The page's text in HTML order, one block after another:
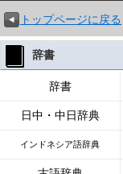
トップページに戻る
辞書
辞書
日中・中日辞典
インドネシア語辞典